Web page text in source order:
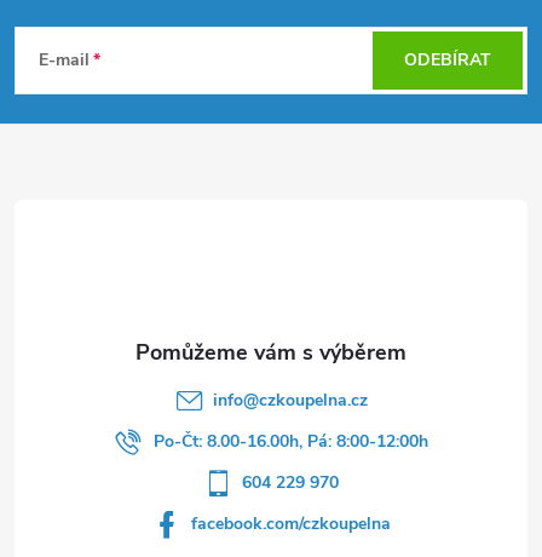
p
E-mail ODEBÍRAT
info@czkoupelna.cz
Po-Čt: 8.00-16.00h, Pá: 8:00-12:00h
604 229 970
facebook.com/czkoupelna